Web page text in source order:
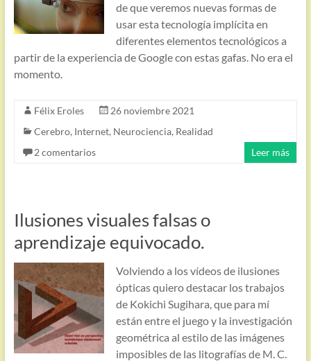
de que veremos nuevas formas de
usar esta tecnología implícita en
diferentes elementos tecnológicos a
partir de la experiencia de Google con estas gafas. No era el
momento.
Félix Eroles
26 noviembre 2021
Cerebro, Internet, Neurociencia, Realidad
2 comentarios
Leer más
Ilusiones visuales falsas o
aprendizaje equivocado.
Volviendo a los vídeos de ilusiones
ópticas quiero destacar los trabajos
de Kokichi Sugihara, que para mí
están entre el juego y la investigación
geométrica al estilo de las imágenes
imposibles de las litografías de M. C.